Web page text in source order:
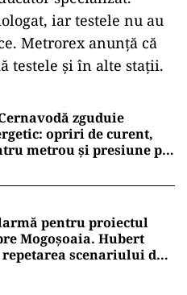
iar testele nu au
Metrorex anunță că
testele și în alte stații.
zguduie
opriri de curent,
metrou și presiune pe
pentru proiectul
Mogoșoaia. Hubert
repetarea scenariului de